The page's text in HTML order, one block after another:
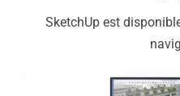
SketchUp est